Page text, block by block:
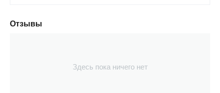
Отзывы
Здесь пока ничего нет